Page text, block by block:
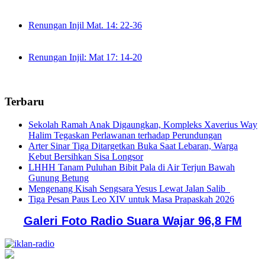
Renungan Injil Mat. 14: 22-36
Renungan Injil: Mat 17: 14-20
Terbaru
Sekolah Ramah Anak Digaungkan, Kompleks Xaverius Way
Halim Tegaskan Perlawanan terhadap Perundungan
Arter Sinar Tiga Ditargetkan Buka Saat Lebaran, Warga
Kebut Bersihkan Sisa Longsor
LHHH Tanam Puluhan Bibit Pala di Air Terjun Bawah
Gunung Betung
Mengenang Kisah Sengsara Yesus Lewat Jalan Salib
Tiga Pesan Paus Leo XIV untuk Masa Prapaskah 2026
Galeri Foto Radio Suara Wajar 96,8 FM